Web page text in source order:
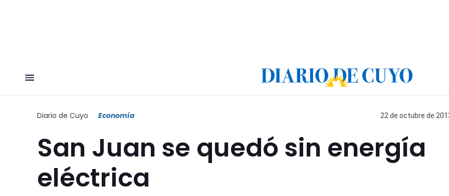
Diario de Cuyo Economía 22 de octubre de
San Juan se quedó sin energía
eléctrica